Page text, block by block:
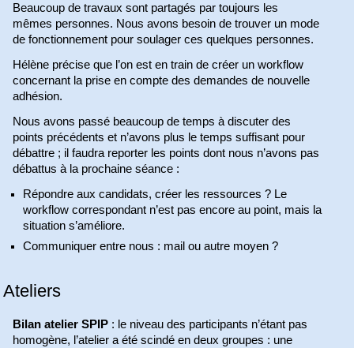
Beaucoup de travaux sont partagés par toujours les
mêmes personnes. Nous avons besoin de trouver un mode
de fonctionnement pour soulager ces quelques personnes.
Hélène précise que l’on est en train de créer un workflow
concernant la prise en compte des demandes de nouvelle
adhésion.
Nous avons passé beaucoup de temps à discuter des
points précédents et n’avons plus le temps suffisant pour
débattre ; il faudra reporter les points dont nous n’avons pas
débattus à la prochaine séance :
Répondre aux candidats, créer les ressources ? Le
workflow correspondant n’est pas encore au point, mais la
situation s’améliore.
Communiquer entre nous : mail ou autre moyen ?
Ateliers
Bilan atelier SPIP : le niveau des participants n’étant pas
homogène, l’atelier a été scindé en deux groupes : une